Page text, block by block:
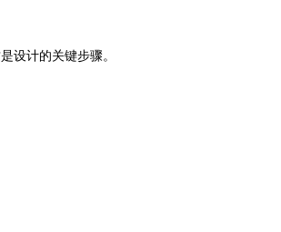
设计的关键步骤。